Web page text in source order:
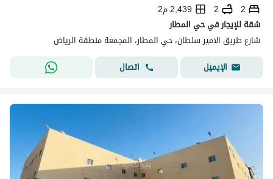
2
2
2,439 م2
شقة للإيجار في حي المطار
شارع طريق الامير سلطان، حي المطار، المجمعة منطقة الرياض
الإيميل
اتصال